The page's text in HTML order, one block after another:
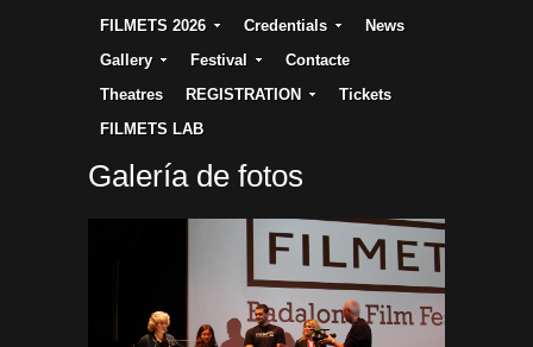
FILMETS 2026 Credentials
News
Gallery
Festival
Contacte
Theatres
REGISTRATION
Tickets
FILMETS LAB
Galería de fotos